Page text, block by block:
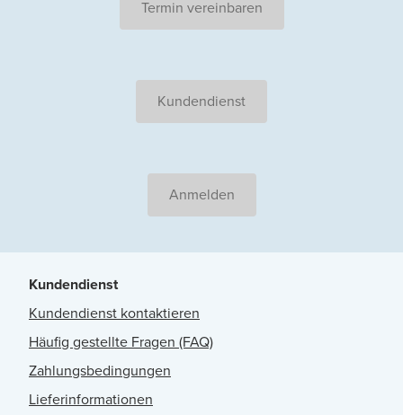
Termin vereinbaren
Kundendienst
Anmelden
Kundendienst
Kundendienst kontaktieren
Häufig gestellte Fragen (FAQ)
Zahlungsbedingungen
Lieferinformationen